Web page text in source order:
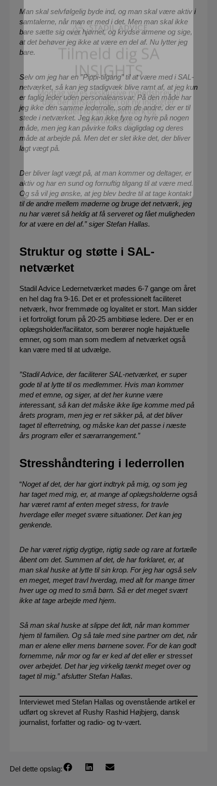
Man skal selvfølgelig byde ind, og man skal være aktiv i
samtalerne, når man er med i det. Men man skal ikke
bare sætte sig over hjørnet, og krydse armene og sige,
at det behøver jeg ikke at være en del af. Nu lytter jeg
bare.
Selv om jeg har en ”Pippi-tilgang” til at være med i SAL-
netværket, så kan jeg stadigvæk blive ramt af, at jeg kun
er faglig leder uden personaleansvar. På den måde har
jeg ikke den samme lederrolle, som de andre, der er til
stede i netværket. Jeg kan ikke fyre og hyre på nogen
måde, men jeg kan påvirke folks dagligdag og deres
måde at arbejde på. Men det er slet ikke det, der bliver
lagt vægt på.
Der bliver lagt vægt på, at man kommer og deltager, er
aktiv og har en sund og fornuftig tilgang til at være med.
Og så vil jeg ønske, at jeg blev bedre til at tage kontakt
til de andre mellem møderne og bruge det netværk, jeg
nu har været så heldig at få serveret og fået muligheden
for at være en del af.” siger Stefan Hallas.
Struktur og støtte i SAL-
netværket
Stadil Advice Ledernetværket mødes 6-7 gange om året
en hel dag fra 9-16. Det er et professionelt faciliteret
netværk, hvor fremmøde og loyalitet er stort. Man sidder
i et fortroligt forum på 20-25 ambitiøse ledere. Der er en
oplægsholder/facilitator, som berører nogle højaktuelle
emner, og som man som medlem af netværket også
kan være med til at udvælge.
”Stadil Advice, der faciliterer SAL-netværket, er super
gode til at lytte til os medlemmer. Hvis man kommer
med et emne, og siger, at det her kunne være
interessant, så kan det måske ikke lige komme med på
årets program, men jeg er ret sikker på, at det bliver
taget til efterretning, og måske kan det passe i næste
års program eller et særarrangement.”
Stresshåndtering i lederrollen
“Noget af det, der har gjort indtryk på mig, og som jeg
har taget med mig, er, at mange af oplægsholderne også
har været ramt af enten meget stress, for travle
hverdage eller meget svære situationer. Det kan jeg
genkende.
De har været rigtig dygtige, rigtig søde og rare at fortælle
åbent om det. Summen af det, de har forklaret, er, at
man skal huske at lytte til sin krop. For jeg har også selv
en meget, meget travl hverdag, med alt for mange timer
hver uge og med to små børn. Så er det meget svært
ikke at tage arbejde med hjem.
Så man skal huske at slippe det lidt, når man kommer
hjem til familien. Og så tale med sine partner om det, når
man er alene eller mens børnene sover. For de kan godt
fornemme, når mor og far er ked af det eller er stresset
over arbejdet. Det har jeg virkelig tænkt meget over og
taget til mig.” afslutter Stefan Hallas.
Interviewet med Stefan Hallas og ovenstående artikel er
udført og skrevet af Rushy Rashid Højbjerg, dansk
journalist, forfatter og radio- og tv-vært.
Del dette opslag: